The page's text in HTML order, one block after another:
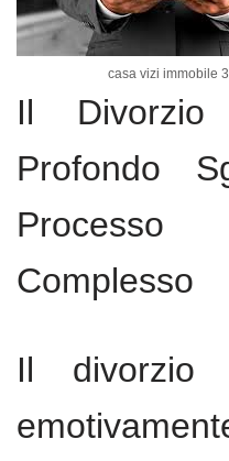
casa vizi immobile 3
Il Divorzio
Profondo
Complesso
Il